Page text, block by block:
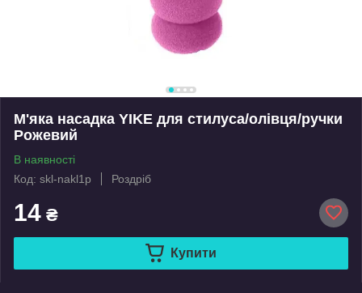
М'яка насадка YIKE для стилуса/олівця/ручки
Рожевий
В наявності
Код: skl-nakl1p
Роздріб
14 ₴
Купити